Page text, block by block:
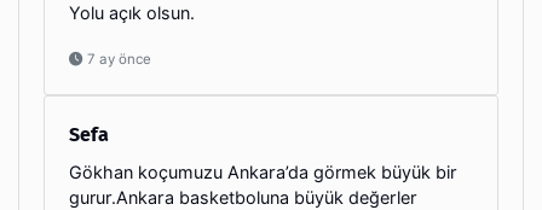
Yolu açık olsun.
7 ay önce
Sefa
Gökhan koçumuzu Ankara’da görmek büyük bir
gurur.Ankara basketboluna büyük değerler